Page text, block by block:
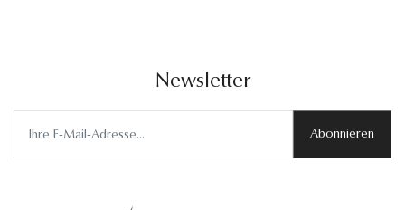
Newsletter
Abonnieren